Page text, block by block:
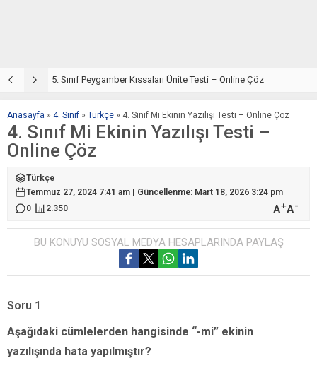
5. Sınıf Peygamber Kıssaları Ünite Testi – Online Çöz
Anasayfa » 4. Sınıf » Türkçe » 4. Sınıf Mi Ekinin Yazılışı Testi – Online Çöz
4. Sınıf Mi Ekinin Yazılışı Testi –
Online Çöz
Türkçe
Temmuz 27, 2024 7:41 am | Güncellenme: Mart 18, 2026 3:24 pm
0
2.350 A+A-
BU KONUYU SOSYAL MEDYA HESAPLARINDA PAYLAŞ
Soru 1
Aşağıdaki cümlelerden hangisinde “-mi” ekinin
yazılışında hata yapılmıştır?